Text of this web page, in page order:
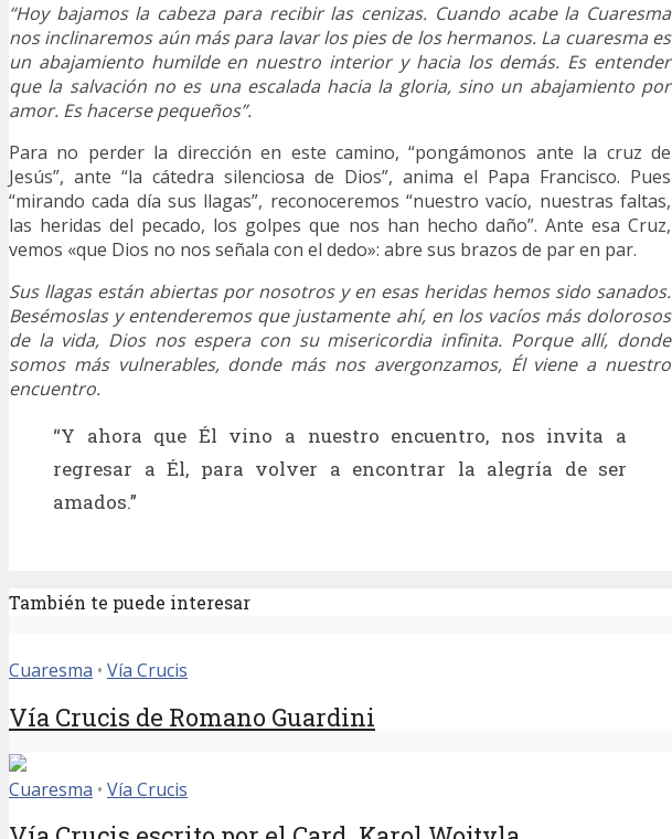
“Hoy bajamos la cabeza para recibir las cenizas. Cuando acabe la Cuaresma
nos inclinaremos aún más para lavar los pies de los hermanos. La cuaresma es
un abajamiento humilde en nuestro interior y hacia los demás. Es entender
que la salvación no es una escalada hacia la gloria, sino un abajamiento por
amor. Es hacerse pequeños”.
Para no perder la dirección en este camino, “pongámonos ante la cruz de
Jesús”, ante “la cátedra silenciosa de Dios”, anima el Papa Francisco. Pues
“mirando cada día sus llagas”, reconoceremos “nuestro vacío, nuestras faltas,
las heridas del pecado, los golpes que nos han hecho daño”. Ante esa Cruz,
vemos «que Dios no nos señala con el dedo»: abre sus brazos de par en par.
Sus llagas están abiertas por nosotros y en esas heridas hemos sido sanados.
Besémoslas y entenderemos que justamente ahí, en los vacíos más dolorosos
de la vida, Dios nos espera con su misericordia infinita. Porque allí, donde
somos más vulnerables, donde más nos avergonzamos, Él viene a nuestro
encuentro.
“Y ahora que Él vino a nuestro encuentro, nos invita a
regresar a Él, para volver a encontrar la alegría de ser
amados.”
También te puede interesar
Cuaresma • Vía Crucis
Vía Crucis de Romano Guardini
Cuaresma • Vía Crucis